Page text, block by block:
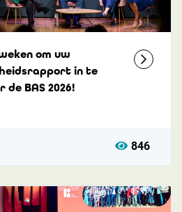
om uw
in te
de BAS 2026!
846